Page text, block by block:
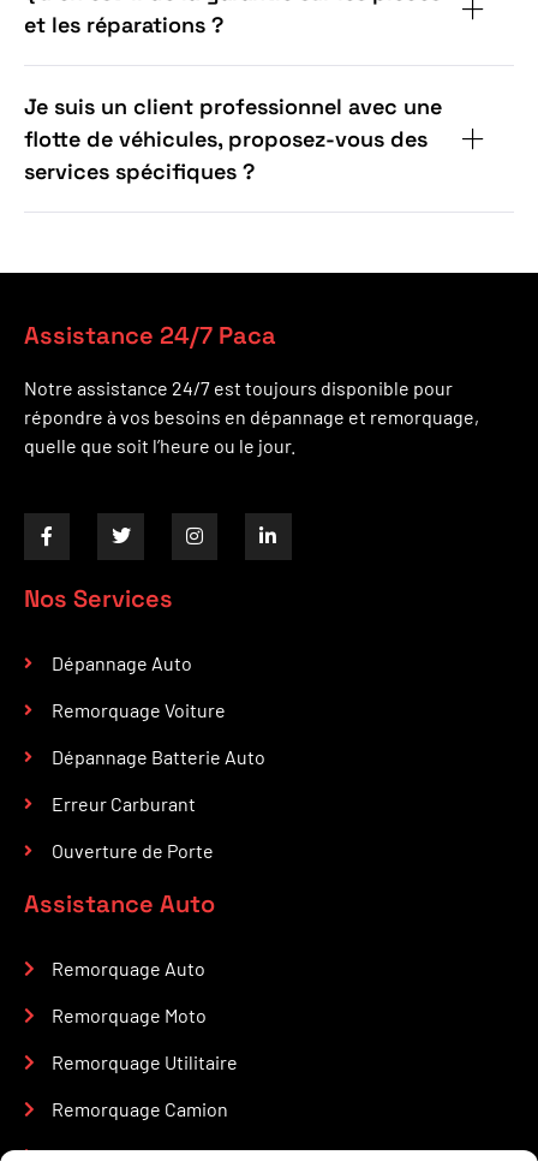
et les réparations ?
Je suis un client professionnel avec une
flotte de véhicules, proposez-vous des
services spécifiques ?
Assistance 24/7 Paca
Notre assistance 24/7 est toujours disponible pour
répondre à vos besoins en dépannage et remorquage,
quelle que soit l’heure ou le jour.
Nos Services
Dépannage Auto
Remorquage Voiture
Dépannage Batterie Auto
Erreur Carburant
Ouverture de Porte
Assistance Auto
Remorquage Auto
Remorquage Moto
Remorquage Utilitaire
Remorquage Camion
Remorquage Engin